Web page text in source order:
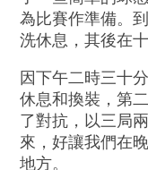
為比賽作準備。
洗休息，其後在
因下午二時三十
休息和換裝，第
了對抗，以三局
來，好讓我們在
地方。